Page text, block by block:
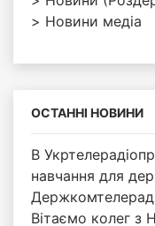
Новини медіа
ОСТАННІ НОВИНИ
В
навчання для
Вітаємо колег з